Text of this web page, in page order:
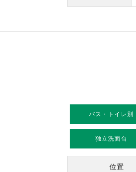
バス・トイレ別
独立洗面台
位置